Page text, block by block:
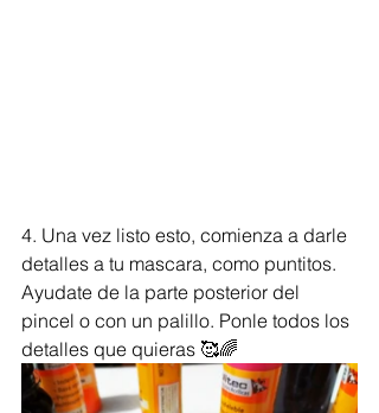
4. Una vez listo esto, comienza a darle
detalles a tu mascara, como puntitos.
Ayudate de la parte posterior del
pincel o con un palillo. Ponle todos los
detalles que quieras 🥰🌈